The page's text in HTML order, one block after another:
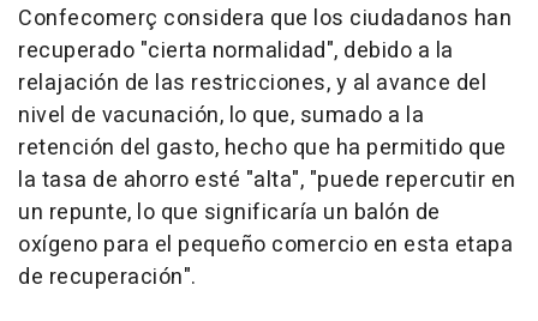
Confecomerç considera que los ciudadanos han
recuperado "cierta normalidad", debido a la
relajación de las restricciones, y al avance del
nivel de vacunación, lo que, sumado a la
retención del gasto, hecho que ha permitido que
la tasa de ahorro esté "alta", "puede repercutir en
un repunte, lo que significaría un balón de
oxígeno para el pequeño comercio en esta etapa
de recuperación".